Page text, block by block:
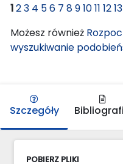
123 4 56 7 891011 1213
Możesz również
wyszukiwanie
Szczegóły
POBIERZ PLIKI